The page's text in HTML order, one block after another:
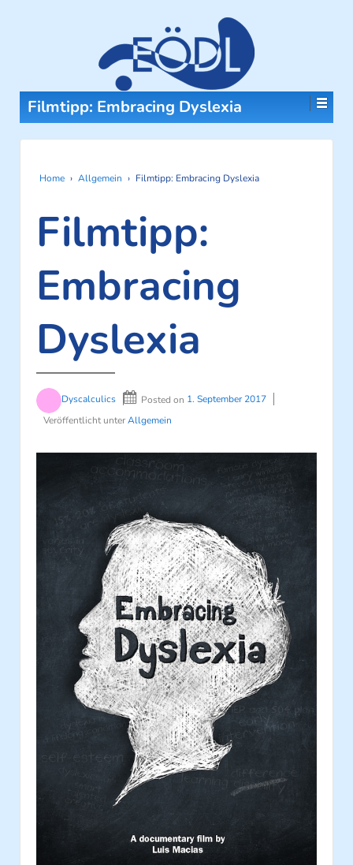
Filmtipp: Embracing Dyslexia
Home › Allgemein › Filmtipp: Embracing Dyslexia
Filmtipp:
Embracing
Dyslexia
Dyscalculics Posted on 1. September 2017
Veröffentlicht unterAllgemein